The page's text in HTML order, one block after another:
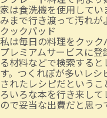
家は食洗機を使用して
みまで行き渡って汚れが
クックパッド
私は毎日の料理をクック
プレミアムサービスに
る材料などで検索する
す。つくれぽが多いレ
されたレシピだという
ろいろな本を行き来し
ので妥当な出費だと思っ